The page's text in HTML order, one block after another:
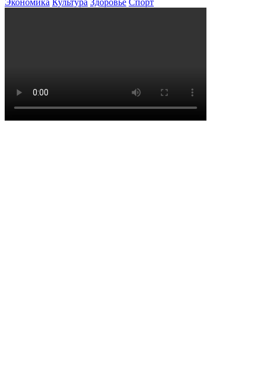
Экономика Культура Здоровье Спорт